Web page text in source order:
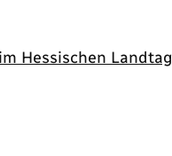
Hessischen Landtag